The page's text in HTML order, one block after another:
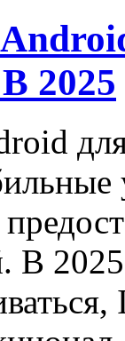
2025
для
В